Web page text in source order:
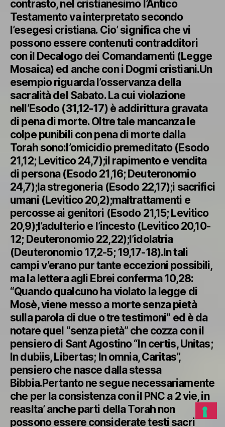
contrasto, nel cristianesimo l’Antico
Testamento va interpretato secondo
l’esegesi cristiana. Cio’ significa che vi
possono essere contenuti contradditori
con il Decalogo dei Comandamenti (Legge
Mosaica) ed anche con i Dogmi cristiani.Un
esempio riguarda l’osservanza della
sacralità del Sabato. La cui violazione
nell’Esodo (31,12-17) è addirittura gravata
di pena di morte. Oltre tale mancanza le
colpe punibili con pena di morte dalla
Torah sono:l’omicidio premeditato (Esodo
21,12; Levitico 24,7);il rapimento e vendita
di persona (Esodo 21,16; Deuteronomio
24,7);la stregoneria (Esodo 22,17);i sacrifici
umani (Levitico 20,2);maltrattamenti e
percosse ai genitori (Esodo 21,15; Levitico
20,9);l’adulterio e l’incesto (Levitico 20,10-
12; Deuteronomio 22,22);l’idolatria
(Deuteronomio 17,2-5; 19,17-18).In tali
campi v’erano pur tante eccezioni possibili,
ma la lettera agli Ebrei conferma 10,28:
“Quando qualcuno ha violato la legge di
Mosè, viene messo a morte senza pietà
sulla parola di due o tre testimoni” ed è da
notare quel “senza pietà” che cozza con il
pensiero di Sant Agostino “In certis, Unitas;
In dubiis, Libertas; In omnia, Caritas”,
pensiero che nasce dalla stessa
Bibbia.Pertanto ne segue necessariamente
che per la consistenza con il PNC a 2 vie, in
reaslta’ anche parti della Torah non
possono essere considerate testi sacri